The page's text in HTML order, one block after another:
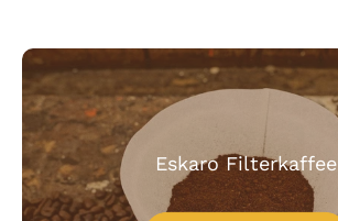
Eskaro Filterkaffee